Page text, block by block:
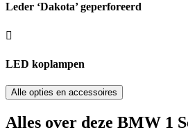
Leder ‘Dakota’ geperforeerd
LED koplampen
Alle opties en accessoires
Alles over deze BMW 1